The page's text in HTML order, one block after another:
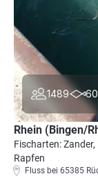
1489
Rhein (Bingen/
Fischarten:
Rapfen
Fluss bei 65385